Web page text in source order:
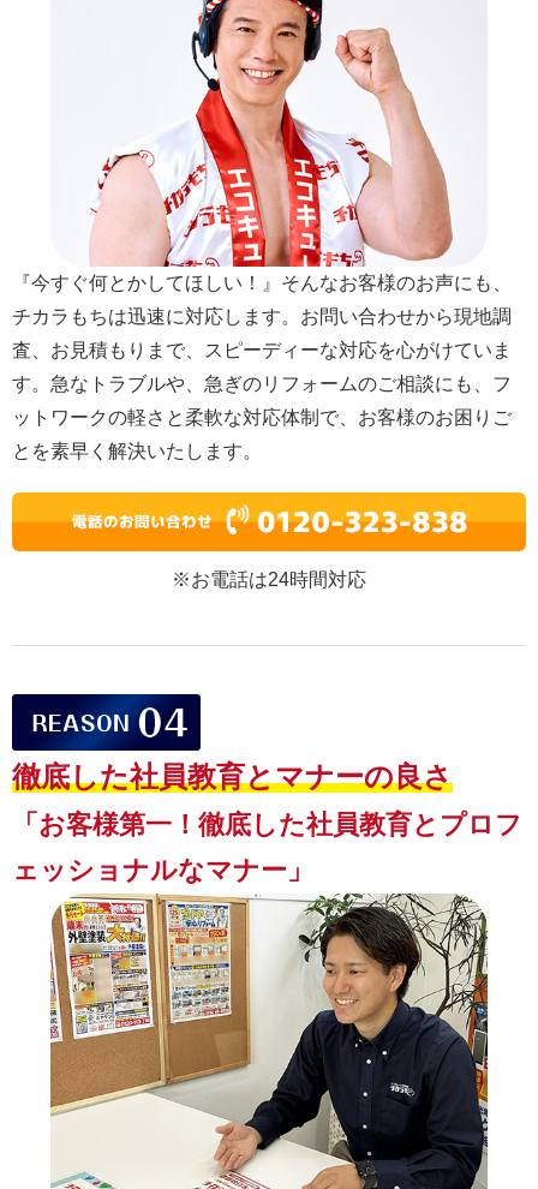
『今すぐ何とかしてほしい！』そんなお客様のお声にも、
チカラもちは迅速に対応します。お問い合わせから現地調
査、お見積もりまで、スピーディーな対応を心がけていま
す。急なトラブルや、急ぎのリフォームのご相談にも、フ
ットワークの軽さと柔軟な対応体制で、お客様のお困りご
とを素早く解決いたします。
※お電話は24時間対応
徹底した社員教育とマナーの良さ
「お客様第一！徹底した社員教育とプロフ
ェッショナルなマナー」